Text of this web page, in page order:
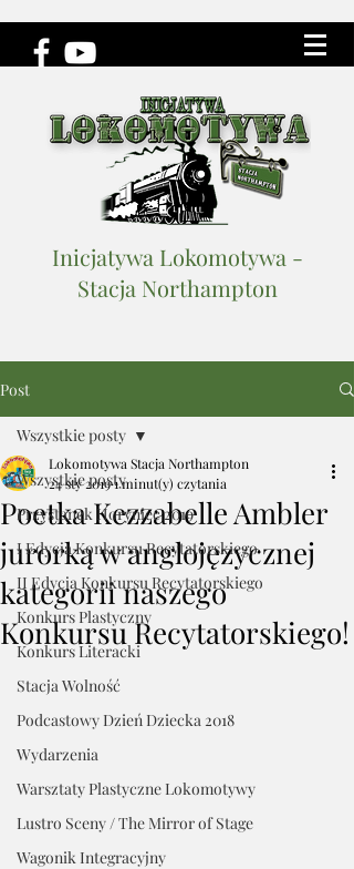
Inicjatywa Lokomotywa -
Stacja Northampton
Post
Wszystkie posty
Przystanek Horyniec 2019
I Edycja Konkursu Recytatorskiego
II Edycja Konkursu Recytatorskiego
Konkurs Plastyczny
Konkurs Literacki
Stacja Wolność
Podcastowy Dzień Dziecka 2018
Wydarzenia
Warsztaty Plastyczne Lokomotywy
Lustro Sceny / The Mirror of Stage
Wagonik Integracyjny
Wszystkie posty
Poetka Kezzabelle Ambler
jurorką w anglojęzycznej
kategorii naszego
Konkursu Recytatorskiego!
Lokomotywa Stacja Northampton
24 sty 20191 minut(y) czytania